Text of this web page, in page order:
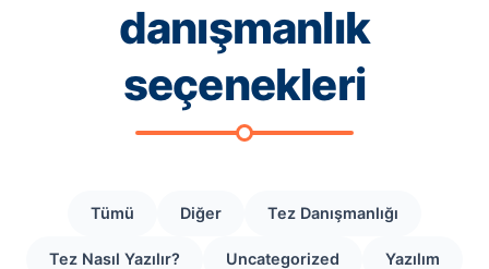
danışmanlık
seçenekleri
Tümü Diğer Tez Danışmanlığı
Tez Nasıl Yazılır? Uncategorized Yazılım